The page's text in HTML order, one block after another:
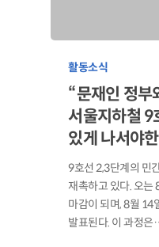
활동소식
“문재인 정부
서울지하철 9
있게 나서야
9호선 2,3단계의 민
재촉하고 있다. 오는
마감이 되며, 8월 14
발표된다. 이 과정